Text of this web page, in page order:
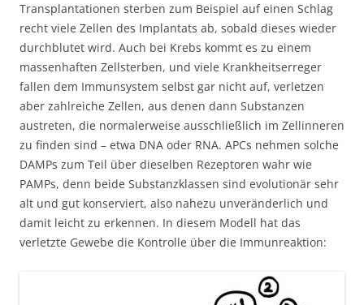
Transplantationen sterben zum Beispiel auf einen Schlag
recht viele Zellen des Implantats ab, sobald dieses wieder
durchblutet wird. Auch bei Krebs kommt es zu einem
massenhaften Zellsterben, und viele Krankheitserreger
fallen dem Immunsystem selbst gar nicht auf, verletzen
aber zahlreiche Zellen, aus denen dann Substanzen
austreten, die normalerweise ausschließlich im Zellinneren
zu finden sind – etwa DNA oder RNA. APCs nehmen solche
DAMPs zum Teil über dieselben Rezeptoren wahr wie
PAMPs, denn beide Substanzklassen sind evolutionär sehr
alt und gut konserviert, also nahezu unveränderlich und
damit leicht zu erkennen. In diesem Modell hat das
verletzte Gewebe die Kontrolle über die Immunreaktion: